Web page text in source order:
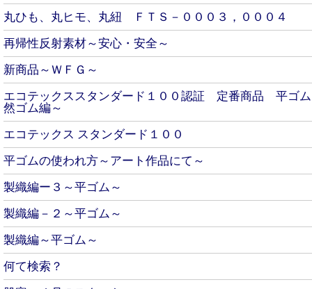
丸ひも、丸ヒモ、丸紐 ＦＴＳ－０００３，０００４
再帰性反射素材～安心・安全～
新商品～ＷＦＧ～
エコテックススタンダード１００認証 定番商品 平ゴ
然ゴム編～
エコテックス スタンダード１００
平ゴムの使われ方～アート作品にて～
製織編ー３～平ゴム～
製織編－２～平ゴム～
製織編～平ゴム～
何て検索？